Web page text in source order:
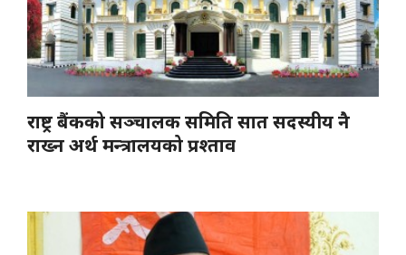
राष्ट्र बैंकको सञ्चालक समिति सात सदस्यीय नै
राख्न अर्थ मन्त्रालयको प्रश्ताव